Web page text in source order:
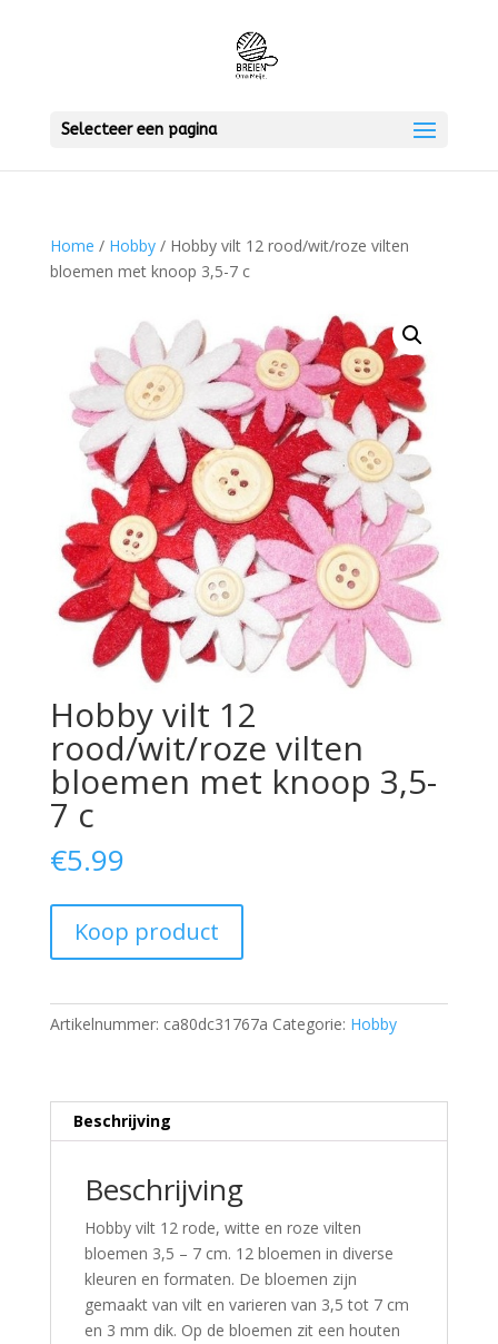
Selecteer een pagina
Home / Hobby/ Hobby vilt 12 rood/wit/roze vilten
bloemen met knoop 3,5-7 c
Hobby vilt 12
rood/wit/roze vilten
bloemen met knoop 3,5-
7 c
€5.99
Koop product
Artikelnummer: ca80dc31767a Categorie: Hobby
Beschrijving
Beschrijving
Hobby vilt 12 rode, witte en roze vilten
bloemen 3,5 – 7 cm. 12 bloemen in diverse
kleuren en formaten. De bloemen zijn
gemaakt van vilt en varieren van 3,5 tot 7 cm
en 3 mm dik. Op de bloemen zit een houten